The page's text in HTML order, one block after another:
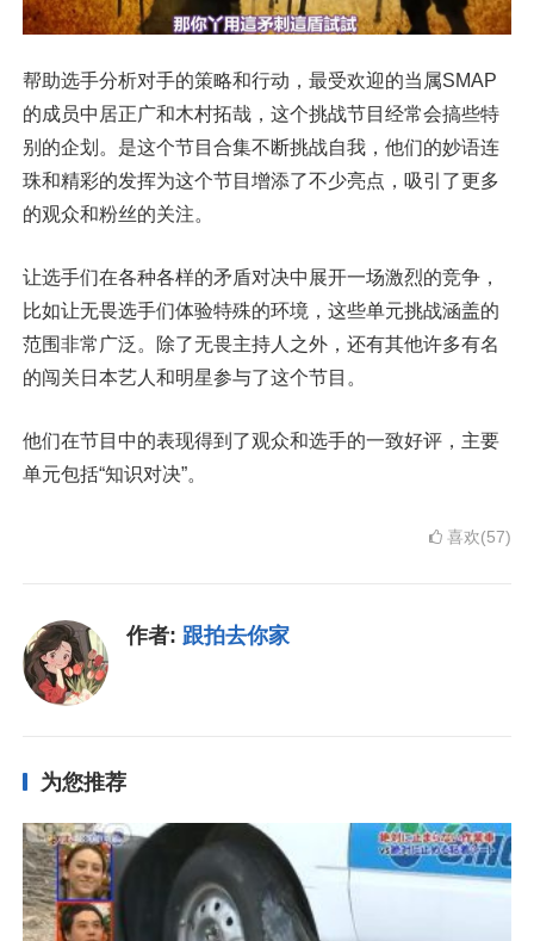
帮助选手分析对手的策略和行动，最受欢迎的当属SMAP
的成员中居正广和木村拓哉，这个挑战节目经常会搞些特
别的企划。是这个节目合集不断挑战自我，他们的妙语连
珠和精彩的发挥为这个节目增添了不少亮点，吸引了更多
的观众和粉丝的关注。
让选手们在各种各样的矛盾对决中展开一场激烈的竞争，
比如让无畏选手们体验特殊的环境，这些单元挑战涵盖的
范围非常广泛。除了无畏主持人之外，还有其他许多有名
的闯关日本艺人和明星参与了这个节目。
他们在节目中的表现得到了观众和选手的一致好评，主要
单元包括“知识对决”。
喜欢(57)
作者: 跟拍去你家
为您推荐